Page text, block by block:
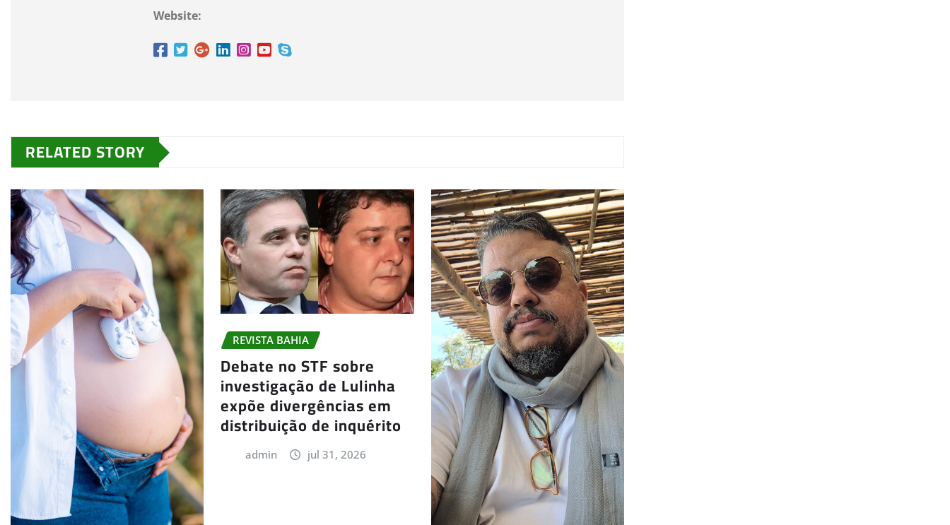
Website:
RELATED STORY
REVISTA BAHIA
Debate no STF sobre
investigação de Lulinha
expõe divergências em
distribuição de inquérito
admin jul 31, 2026